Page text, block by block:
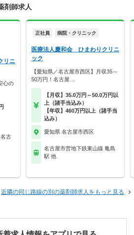
剤師求人
リニ
心の
古
正社員 病院・クリニック
医療法人慶和会 ひまわりクリニ
ック
【愛知県／名古屋市西区】月収35～
50万円！名古屋…
【月収】35.0万円～50.0万円以
上（諸手当込み）
【年収】460万円以上（諸手当
込み）
愛知県 名古屋市西区
名古屋市営地下鉄東山線 亀島
駅 他
近隣の同じ路線の別の薬剤師求人をもっと見る